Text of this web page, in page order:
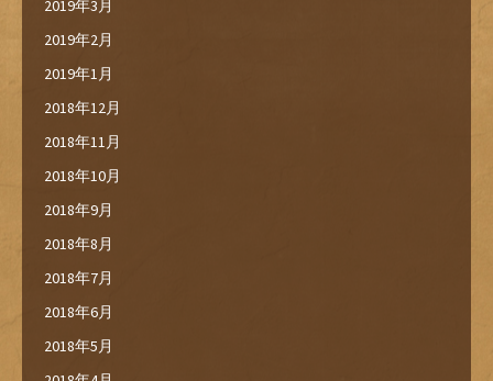
2019年3月
2019年2月
2019年1月
2018年12月
2018年11月
2018年10月
2018年9月
2018年8月
2018年7月
2018年6月
2018年5月